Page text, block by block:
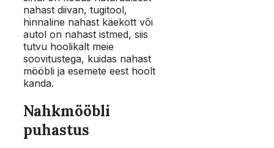
nahast diivan, tugitool,
hinnaline nahast käekott või
autol on nahast istmed, siis
tutvu hoolikalt meie
soovitustega, kuidas nahast
mööbli ja esemete eest hoolt
kanda.
Nahkmööbli
puhastus